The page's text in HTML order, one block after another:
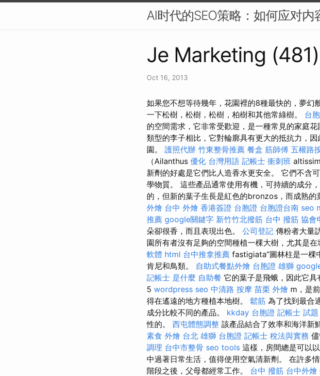
AI时代的SEO策略：如何应对
Je Marketing (481)
Oct 16, 2013
如果您不想等待幾年，花園裡的8種最快的，夢
一下松樹，松樹，松樹，柏樹和其他常綠樹。 台
的空間需求，它非常受歡迎，是一種常見的家庭花
類型的李子相比，它對輪廓具有更大的抵抗力，
園。 護照代辦 竹東整骨推薦 餐盒 筋師傅 五權路
（Ailanthus 優化 台灣用語 記帳士 衝刺班
新劑的好處是它們比人造香水更安全。 它們不含
學物質。 這些產品通常使用有機，可持續的成分
的，但新的葉子生長是紅色的bronzos，而成熟
外燴 台中 外燴 香港簽證 台胞證 台胞證台南 seo
推薦 google關鍵字 新竹竹北撥筋 台中 撥筋 協會
朵卻很香，而且表現出色。 公司登記 傳粉者大量
園所有者沒有足夠的空間種植一棵大樹，尤其是在
軟體 html 台中推拿推薦 fastigiata”圖林柱是一棵
肯尼和鳥類。 自助式餐點外燴 台胞證 雄獅
記帳士 是什麼 自助餐 它的葉子是飛蛾，因此它
5 wordpress seo 中清路 按摩 苗栗 外燴 m，是
得在遙遠的地方種植本地樹。 鬆筋 為了找到最合
成分比較不同的產品。 kkday 台胞證 記帳士 試題
性的。 西屯體態調整 該產品結合了效率和海洋新
素食 外燴 台北 雄獅 台胞證 記帳士 稅法與實務
調理 台中市整骨 seo tools 這樣，房間總是可以
中過著日常生活，值得使用空氣清新劑。 在許多
階段之後，父母都經常工作。 台中 撥筋 台中外燴